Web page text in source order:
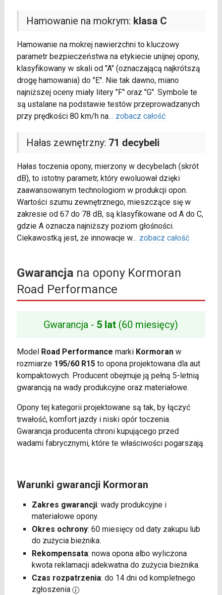
Hamowanie na mokrym: klasa C
Hamowanie na mokrej nawierzchni to kluczowy
parametr bezpieczeństwa na etykiecie unijnej opony,
klasyfikowany w skali od "A" (oznaczającą najkrótszą
drogę hamowania) do "E". Nie tak dawno, miano
najniższej oceny miały litery "F" oraz "G". Symbole te
są ustalane na podstawie testów przeprowadzanych
przy prędkości 80 km/h na... zobacz całość
Hałas zewnętrzny: 71 decybeli
Hałas toczenia opony, mierzony w decybelach (skrót
dB), to istotny parametr, który ewoluował dzięki
zaawansowanym technologiom w produkcji opon.
Wartości szumu zewnętrznego, mieszczące się w
zakresie od 67 do 78 dB, są klasyfikowane od A do C,
gdzie A oznacza najniższy poziom głośności.
Ciekawostką jest, że innowacje w... zobacz całość
Gwarancjana opony Kormoran
Road Performance
Gwarancja - 5 lat (60 miesięcy)
Model Road Performance marki Kormoranw
rozmiarze 195/60 R15to opona projektowana dla aut
kompaktowych. Producent obejmuje ją pełną 5-letnią
gwarancją na wady produkcyjne oraz materiałowe.
Opony tej kategorii projektowane są tak, by łączyć
trwałość, komfort jazdy i niski opór toczenia.
Gwarancja producenta chroni kupującego przed
wadami fabrycznymi, które te właściwości pogarszają.
Warunki gwarancji Kormoran
Zakres gwarancji: wady produkcyjne i
materiałowe opony.
Okres ochrony: 60 miesięcy od daty zakupu lub
do zużycia bieżnika.
Rekompensata: nowa opona albo wyliczona
kwota reklamacji adekwatna do zużycia bieżnika.
Czas rozpatrzenia: do 14 dni od kompletnego
zgłoszenia